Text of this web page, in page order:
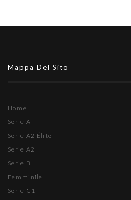
Mappa Del Sito
Home
Serie A
Serie A2 Élite
Serie A2
Serie B
Femminile
Serie C1